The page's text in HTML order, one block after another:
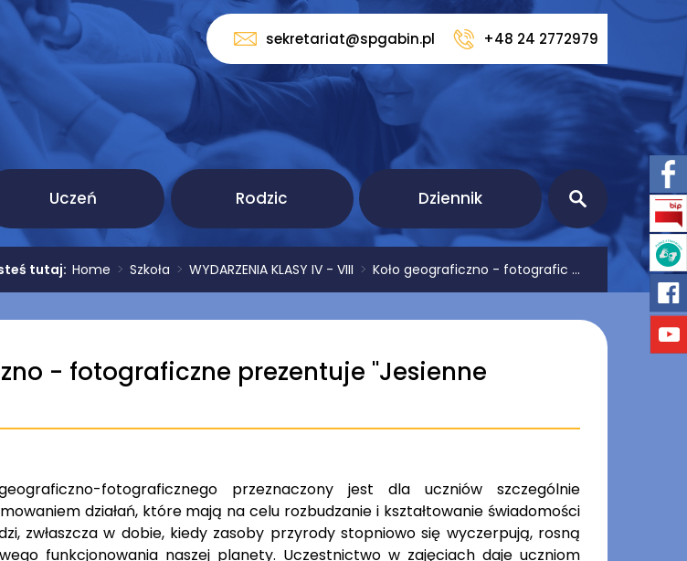
sekretariat@spgabin.pl +48 24 2772979
Uczeń Rodzic Dziennik
tutaj: Home > Szkoła > WYDARZENIA KLASY IV - VIII > Koło geograficzno - fotografic ...
- fotograficzne prezentuje ''Jesienne
fotograficznego przeznaczony jest dla uczniów szczególnie
działań, które mają na celu rozbudzanie i kształtowanie świadomości
zwłaszcza w dobie, kiedy zasoby przyrody stopniowo się wyczerpują, rosną
funkcjonowania naszej planety. Uczestnictwo w zajęciach daje uczniom